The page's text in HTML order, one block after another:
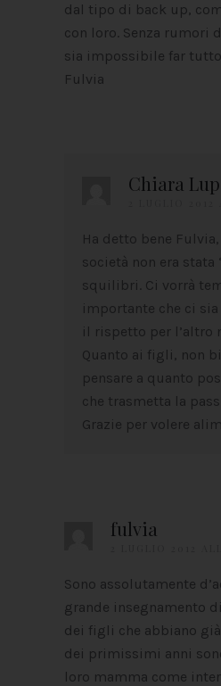
dal tipo di back up,
con loro. Senza rumori
sia impossibile far
Fulvia
Chiara
Ha detto bene
società non era
squilibri. Ci vorrà
importante che ci
il rispetto per l’altro
Quanto ai figli, non
pensare a quanto
che trasmetta la
Grazie per volere
fulvia
Sono assolutamente
grande insegnamento
dei figli che abbiano
dei primissimi anni
loro mamma come